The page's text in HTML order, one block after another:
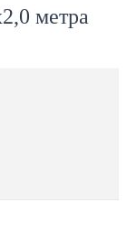
метра